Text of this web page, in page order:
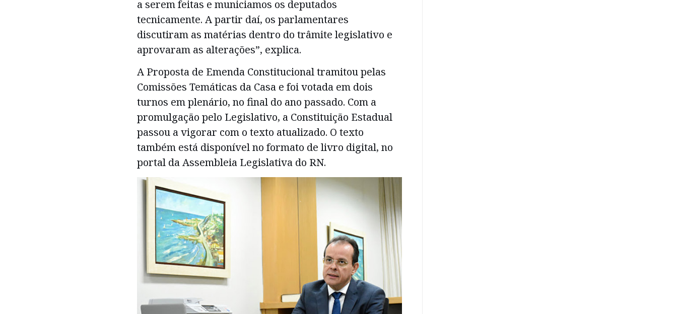
a serem feitas e municiamos os deputados
tecnicamente. A partir daí, os parlamentares
discutiram as matérias dentro do trâmite legislativo e
aprovaram as alterações”, explica.
A Proposta de Emenda Constitucional tramitou pelas
Comissões Temáticas da Casa e foi votada em dois
turnos em plenário, no final do ano passado. Com a
promulgação pelo Legislativo, a Constituição Estadual
passou a vigorar com o texto atualizado. O texto
também está disponível no formato de livro digital, no
portal da Assembleia Legislativa do RN.